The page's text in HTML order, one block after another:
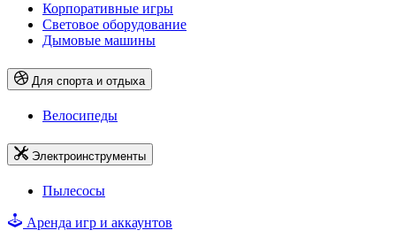
Корпоративные игры
Световое оборудование
Дымовые машины
Для спорта и отдыха
Велосипеды
Электроинструменты
Пылесосы
Аренда игр и аккаунтов